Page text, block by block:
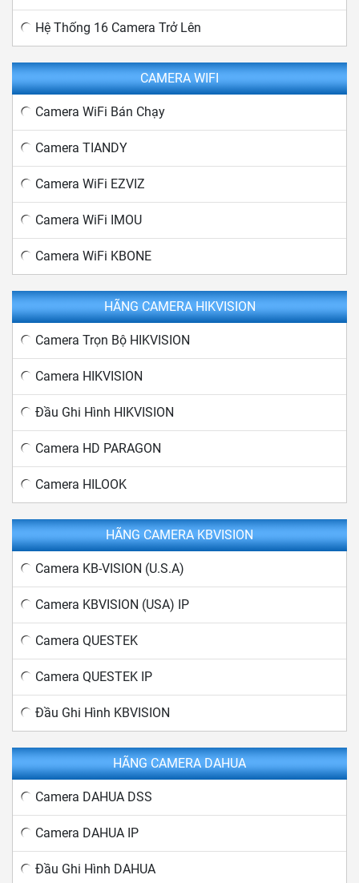
Hệ Thống 16 Camera Trở Lên
CAMERA WIFI
Camera WiFi Bán Chạy
Camera TIANDY
Camera WiFi EZVIZ
Camera WiFi IMOU
Camera WiFi KBONE
HÃNG CAMERA HIKVISION
Camera Trọn Bộ HIKVISION
Camera HIKVISION
Đầu Ghi Hình HIKVISION
Camera HD PARAGON
Camera HILOOK
HÃNG CAMERA KBVISION
Camera KB-VISION (U.S.A)
Camera KBVISION (USA) IP
Camera QUESTEK
Camera QUESTEK IP
Đầu Ghi Hình KBVISION
HÃNG CAMERA DAHUA
Camera DAHUA DSS
Camera DAHUA IP
Đầu Ghi Hình DAHUA